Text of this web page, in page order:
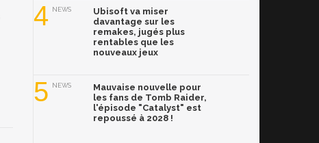
4 NEWS
Ubisoft va miser
davantage sur les
remakes, jugés plus
rentables que les
nouveaux jeux
5 NEWS
Mauvaise nouvelle pour
les fans de Tomb Raider,
l'épisode "Catalyst" est
repoussé à 2028 !